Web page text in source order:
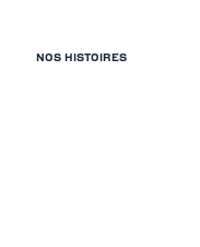
NOS HISTOIRES